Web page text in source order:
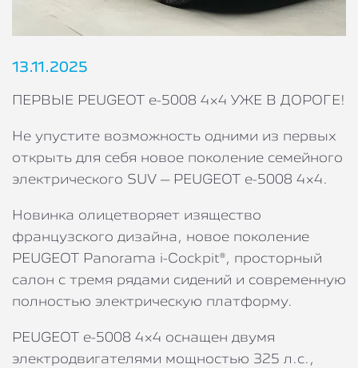
13.11.2025
ПЕРВЫЕ PEUGEOT e-5008 4×4 УЖЕ В ДОРОГЕ!
Не упустите возможность одними из первых
открыть для себя новое поколение семейного
электрического SUV – PEUGEOT e-5008 4×4.
Новинка олицетворяет изящество
французского дизайна, новое поколение
PEUGEOT Panorama i-Cockpit®, просторный
салон с тремя рядами сидений и современную
полностью электрическую платформу.
PEUGEOT e-5008 4×4 оснащен двумя
электродвигателями мощностью 325 л.с.,